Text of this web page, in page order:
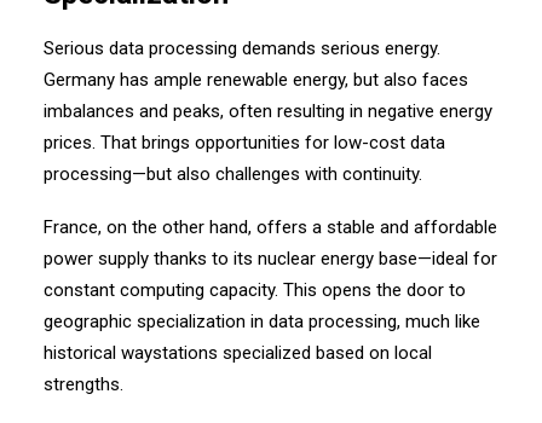
Serious data processing demands serious energy.
Germany has ample renewable energy, but also faces
imbalances and peaks, often resulting in negative energy
prices. That brings opportunities for low-cost data
processing—but also challenges with continuity.
France, on the other hand, offers a stable and affordable
power supply thanks to its nuclear energy base—ideal for
constant computing capacity. This opens the door to
geographic specialization in data processing, much like
historical waystations specialized based on local
strengths.